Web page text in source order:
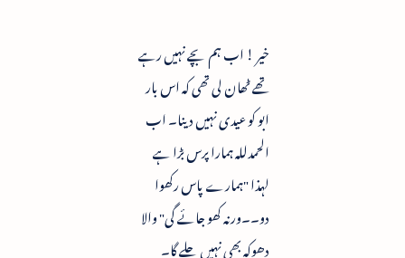
خیر ! اب ہم بچے نہیں رہے
تھے ٹھان لی تھی کہ اس بار
ابو کو عیدی نہیں دینا۔ اب
الحمدللہ ہمارا پرس بڑا ہے
لہذا "ہمارے پاس رکھوا
دو۔۔ورنہ کھو جائے گی" والا
دھوکہ بھی نہیں چلے گا۔